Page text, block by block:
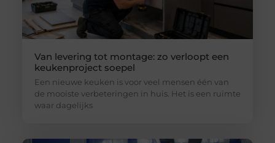
Van levering tot montage: zo verloopt een
keukenproject soepel
Een nieuwe keuken is voor veel mensen één van
de mooiste verbeteringen in huis. Het is een ruimte
waar dagelijks